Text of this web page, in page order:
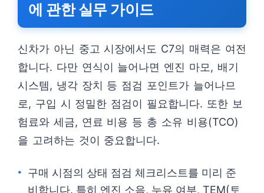
에 관한 실무 가이드
신차가 아닌 중고 시장에서도 C7의 매력은 여전
합니다. 다만 연식이 늘어나면 엔진 마모, 배기
시스템, 냉각 장치 등 점검 포인트가 늘어나므
로, 구입 시 정밀한 점검이 필요합니다. 또한 보
험료와 세금, 연료 비용 등 총 소유 비용(TCO)
을 고려하는 것이 중요합니다.
구매 시점의 상태 점검 체크리스트를 미리 준
비합니다. 특히 엔진 소음, 누유 여부, TEM(토